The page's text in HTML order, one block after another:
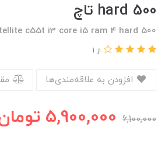
hard 500 تاچ
c55t i3 core i5 ram 4 hard 500
از 1
6,100,000
5,900,000